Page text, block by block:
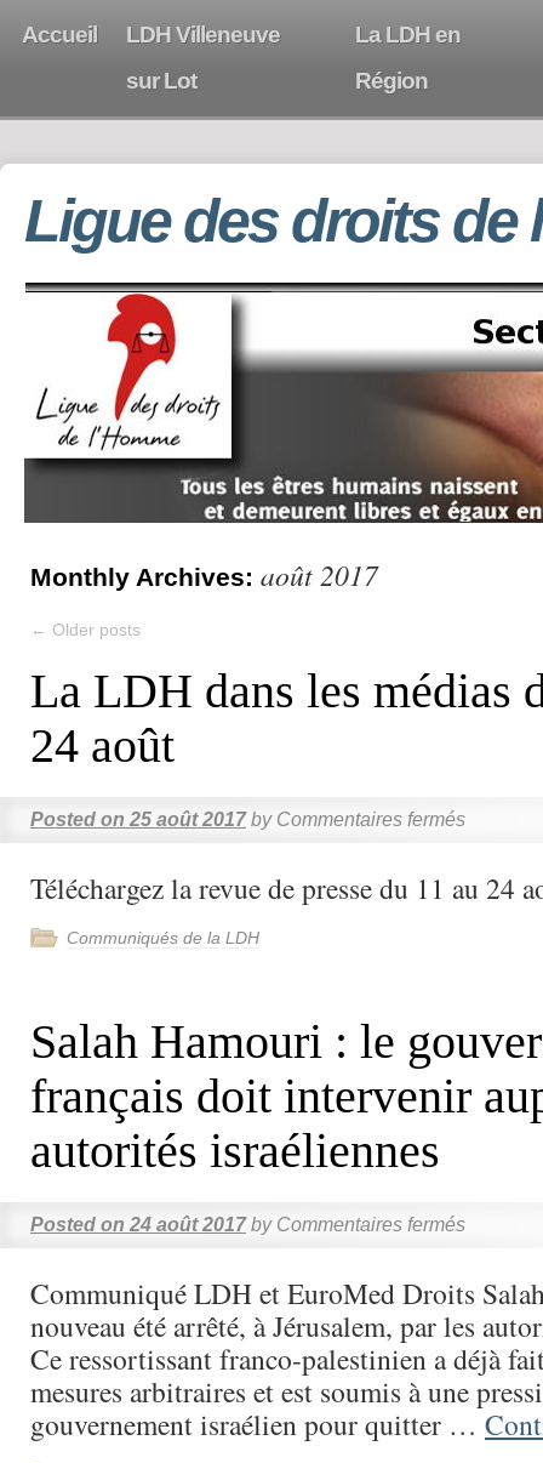
Accueil
LDH Villeneuve
sur Lot
La LDH en
Région
Ligue des droits de
Monthly Archives: août 2017
← Older posts
La LDH dans les médias
24 août
Posted on 25 août 2017 by Commentaires fermés
Téléchargez la revue de presse du 11 au 24
Communiqués de la LDH
Salah Hamouri : le
français doit intervenir
autorités israéliennes
Posted on 24 août 2017 by Commentaires fermés
Communiqué LDH et EuroMed Droits
nouveau été arrêté, à Jérusalem, par les
Ce ressortissant franco-palestinien a déjà
mesures arbitraires et est soumis à une
gouvernement israélien pour quitter …